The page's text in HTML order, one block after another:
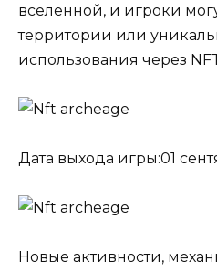
вселенной, и игроки
территории или
использования через
Дата выхода игры:01
Новые активности,